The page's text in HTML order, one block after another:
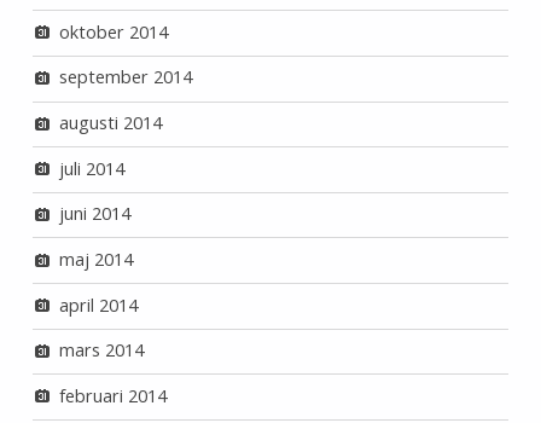
oktober 2014
september 2014
augusti 2014
juli 2014
juni 2014
maj 2014
april 2014
mars 2014
februari 2014